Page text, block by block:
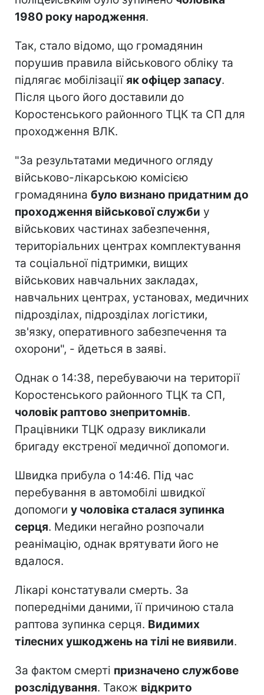
1980 року народження.
Так, стало відомо, що громадянин
порушив правила військового обліку та
підлягає мобілізаціїяк офіцер запасу.
Після цього його доставили до
Коростенського районного ТЦК та СП для
проходження ВЛК.
"За результатами медичного огляду
військово-лікарською комісією
громадянина було визнано придатним до
проходження військової служби у
військових частинах забезпечення,
територіальних центрах комплектування
та соціальної підтримки, вищих
військових навчальних закладах,
навчальних центрах, установах, медичних
підрозділах, підрозділах логістики,
зв'язку, оперативного забезпечення та
охорони", - йдеться в заяві.
Однак о 14:38, перебуваючи на території
Коростенського районного ТЦК та СП,
чоловік раптово знепритомнів.
Працівники ТЦК одразу викликали
бригаду екстреної медичної допомоги.
Швидка прибула о 14:46. Під час
перебування в автомобілі швидкої
допомоги у чоловіка сталася зупинка
серця. Медики негайно розпочали
реанімацію, однак врятувати його не
вдалося.
Лікарі констатували смерть. За
попередніми даними, її причиною стала
раптова зупинка серця. Видимих
тілесних ушкоджень на тілі не виявили.
За фактом смерті призначено службове
розслідування. Також відкрито